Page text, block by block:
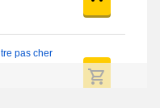
pas cher